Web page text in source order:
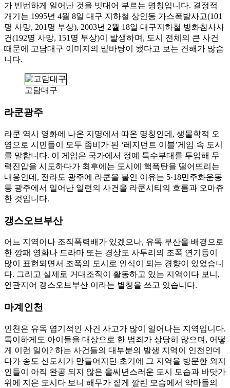
가 빈번하게 일어난 것을 빗대어 부르는 명칭입니다. 결정적
개기는 1995년 4월 8일 대구 지하철 상인동 가스폭발사고(101
명 사망, 201명 부상), 2003년 2월 18일 대구지하철 방화참사사
건(192명 사망, 151명 부상)이 발생하며, 도시 전체의 큰 사건
때문에 고담대구 이미지의 밑바탕이 됐다고 보는 견해가 많습
니다.
고담대구
라쿤광주
라쿤 역시 영화에 나온 지명에서 따온 명칭인데, 생물학적 오
염으로 시민들이 모두 좀비가 된 ‘레지던트 이블’게임 속 도시
를 말합니다. 이 게임은 국가에서 정예 특수부대를 투입해 무
력진압을 시도하다가 최후에는 도시에 핵폭탄을 떨어뜨리는
내용인데, 전라도 광주에 라쿤을 붙인 이유는 5·18민주화운동
등 광주에서 일어난 일련의 사건을 라쿤시티의 흐름과 오마쥬
한 것입니다.
갱스오브부산
어느 지역이나 조직폭력배가 있겠으나, 유독 부산을 배경으로
한 깡패 영화나 드라마 또는 경상도 사투리의 조폭 연기등이
많이 표현되면서 조폭의 도시로 인식이 되는 경향이 있었습니
다. 그리고 실제로 거대조직이 활동하고 있는 지역이다 보니,
연관지어 갱스오브부산 이라는 별칭을 쓰고 있습니다.
마계인천
인천은 유독 엽기적인 사건 사고가 많이 일어나는 지역입니다.
특이하게도 아이들을 대상으로 한 범죄가 상당히 많으며, 어떻
게 이런 일이? 하는 사건들의 대부분의 발생 지역이 인천인데
다가 송도 신도시가 만들어지던 초기에 그 지역을 방문한 외지
인들이 아직 완공 되지 않은 을씨년스러운 도시 모습과 바닷가
위에 지은 도시다 보니 해무가 짙게 깔린 모습에서 악마들의